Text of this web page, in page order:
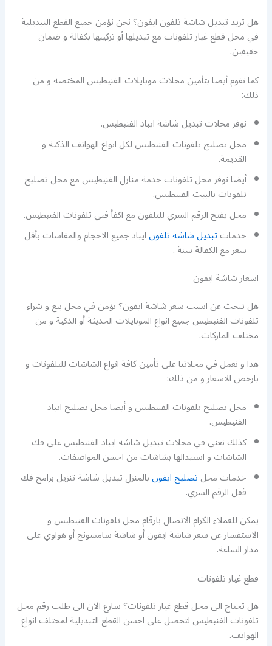
هل تريد تبديل شاشة تلفون ايفون؟ نحن نؤمن جميع القطع التبديلية
في محل قطع غيار تلفونات مع تبديلها أو تركيبها بكفالة و ضمان
حقيقين.
كما نقوم أيضا بتأمين محلات موبايلات الفنيطيس المختصة و من
ذلك:
نوفر محلات تبديل شاشة ايباد الفنيطيس.
محل تصليح تلفونات الفنيطيس لكل انواع الهواتف الذكية و
القديمة.
أيضا نوفر محل تلفونات خدمة منازل الفنيطيس مع محل تصليح
تلفونات بالبيت الفنيطيس.
محل يفتح الرقم السري للتلفون مع اكفأ فني تلفونات الفنيطيس.
خدماتتبديل شاشة تلفونايباد جميع الاحجام والمقاسات بأقل
سعر مع الكفالة سنة .
اسعار شاشة ايفون
هل تبحث عن انسب سعر شاشة ايفون؟ نؤمن في محل بيع و شراء
تلفونات الفنيطيس جميع انواع الموبايلات الحديثة أو الذكية و من
مختلف الماركات.
هذا و نعمل في محلاتنا على تأمين كافة انواع الشاشات للتلفونات و
بارخص الاسعار و من ذلك:
محل تصليح تلفونات الفنيطيس و أيضا محل تصليح ايباد
الفنيطيس.
كذلك نعنى في محلات تبديل شاشة ايباد الفنيطيس على فك
الشاشات و استبدالها بشاشات من احسن المواصفات.
خدمات محلتصليح ايفونبالمنزل تبديل شاشة تنزيل برامج فك
قفل الرقم السري.
يمكن للعملاء الكرام الاتصال بارقام محل تلفونات الفنيطيس و
الاستفسار عن سعر شاشة ايفون أو شاشة سامسونج أو هواوي على
مدار الساعة.
قطع غيار تلفونات
هل تحتاج الى محل قطع غيار تلفونات؟ سارع الان الى طلب رقم محل
تلفونات الفنيطيس لتحصل على احسن القطع التبديلية لمختلف انواع
الهواتف.